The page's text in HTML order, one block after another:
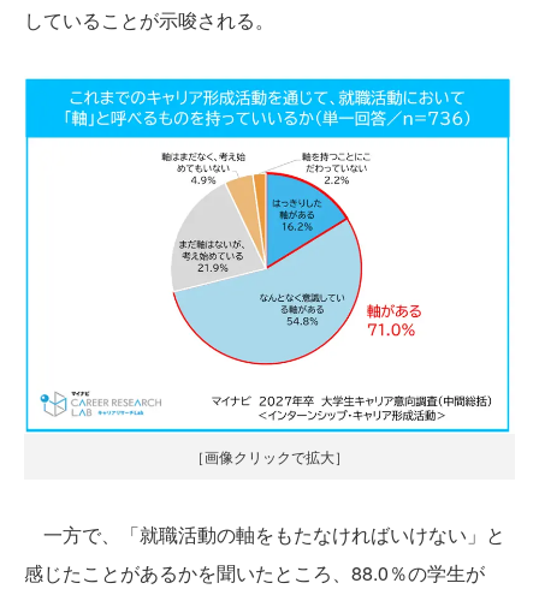
していることが示唆される。
［画像クリックで拡大］
一方で、「就職活動の軸をもたなければいけない」と
感じたことがあるかを聞いたところ、88.0％の学生が